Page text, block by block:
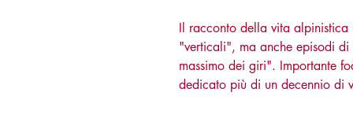
Il racconto della vita alpinistica
"verticali", ma anche episodi
massimo dei giri". Importante
dedicato più di un decennio di